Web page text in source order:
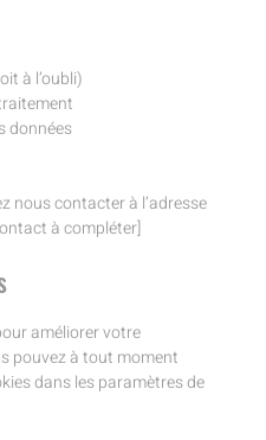
à l’oubli)
données
nous contacter à l’adresse
à compléter]
améliorer votre
pouvez à tout moment
dans les paramètres de